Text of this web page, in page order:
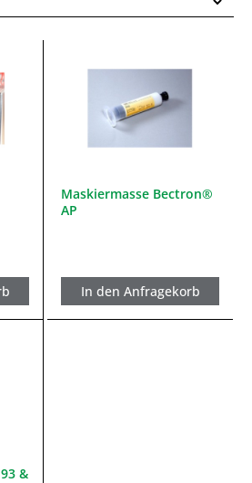
Maskiermasse Bectron®
AP
In den Anfragekorb
&